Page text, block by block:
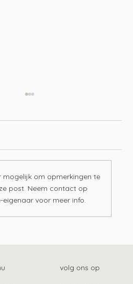
mogelijk om opmerkingen te
post. Neem contact op
eigenaar voor meer info.
volg ons op